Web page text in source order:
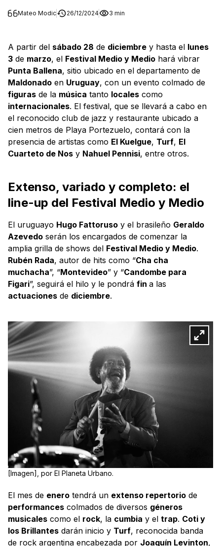
Mateo Modic 26/12/2024 3 min
A partir del sábado 28 de diciembre y hasta el lunes
3 de marzo, el Festival Medio y Medio hará vibrar
Punta Ballena, sitio ubicado en el departamento de
Maldonado en Uruguay, con un evento colmado de
figuras de la música tanto locales como
internacionales. El festival, que se llevará a cabo en
el reconocido club de jazz y restaurante ubicado a
cien metros de Playa Portezuelo, contará con la
presencia de artistas como El Kuelgue, Turf, El
Cuarteto de Nos y Nahuel Pennisi, entre otros.
Extenso, variado y completo: el
line-up del Festival Medio y Medio
El uruguayo Hugo Fattoruso y el brasileño Geraldo
Azevedo serán los encargados de comenzar la
amplia grilla de shows del Festival Medio y Medio.
Rubén Rada, autor de hits como “Cha cha
muchacha”, “Montevideo” y “Candombe para
Figari”, seguirá el hilo y le pondrá fin a las
actuaciones de diciembre.
[Imagen], por El Planeta Urbano.
El mes de enero tendrá un extenso repertorio de
performances colmados de diversos géneros
musicales como el rock, la cumbia y el trap. Coti y
los Brillantes darán inicio y Turf, reconocida banda
de rock argentina encabezada por Joaquín Levinton,